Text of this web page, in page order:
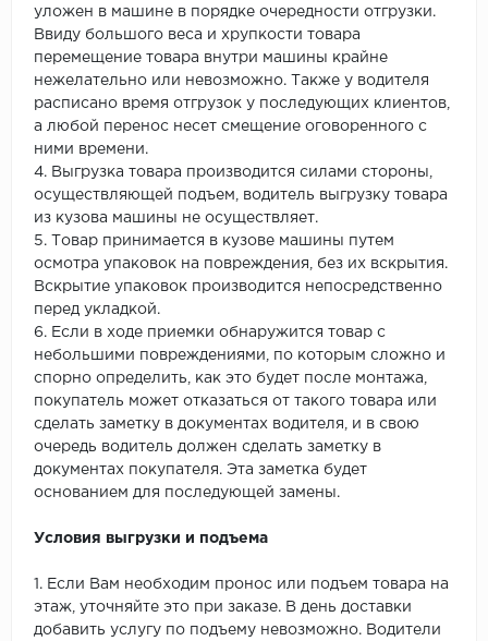
уложен в машине в порядке очередности отгрузки.
Ввиду большого веса и хрупкости товара
перемещение товара внутри машины крайне
нежелательно или невозможно. Также у водителя
расписано время отгрузок у последующих клиентов,
а любой перенос несет смещение оговоренного с
ними времени.
4. Выгрузка товара производится силами стороны,
осуществляющей подъем, водитель выгрузку товара
из кузова машины не осуществляет.
5. Товар принимается в кузове машины путем
осмотра упаковок на повреждения, без их вскрытия.
Вскрытие упаковок производится непосредственно
перед укладкой.
6. Если в ходе приемки обнаружится товар с
небольшими повреждениями, по которым сложно и
спорно определить, как это будет после монтажа,
покупатель может отказаться от такого товара или
сделать заметку в документах водителя, и в свою
очередь водитель должен сделать заметку в
документах покупателя. Эта заметка будет
основанием для последующей замены.
Условия выгрузки и подъема
1. Если Вам необходим пронос или подъем товара на
этаж, уточняйте это при заказе. В день доставки
добавить услугу по подъему невозможно. Водители